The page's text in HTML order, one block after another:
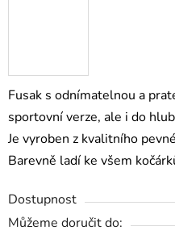
Fusak s odnímatelnou a
sportovní verze, ale i do
Je vyroben z kvalitního
Barevně ladí ke všem
Dostupnost
Můžeme doručit do: